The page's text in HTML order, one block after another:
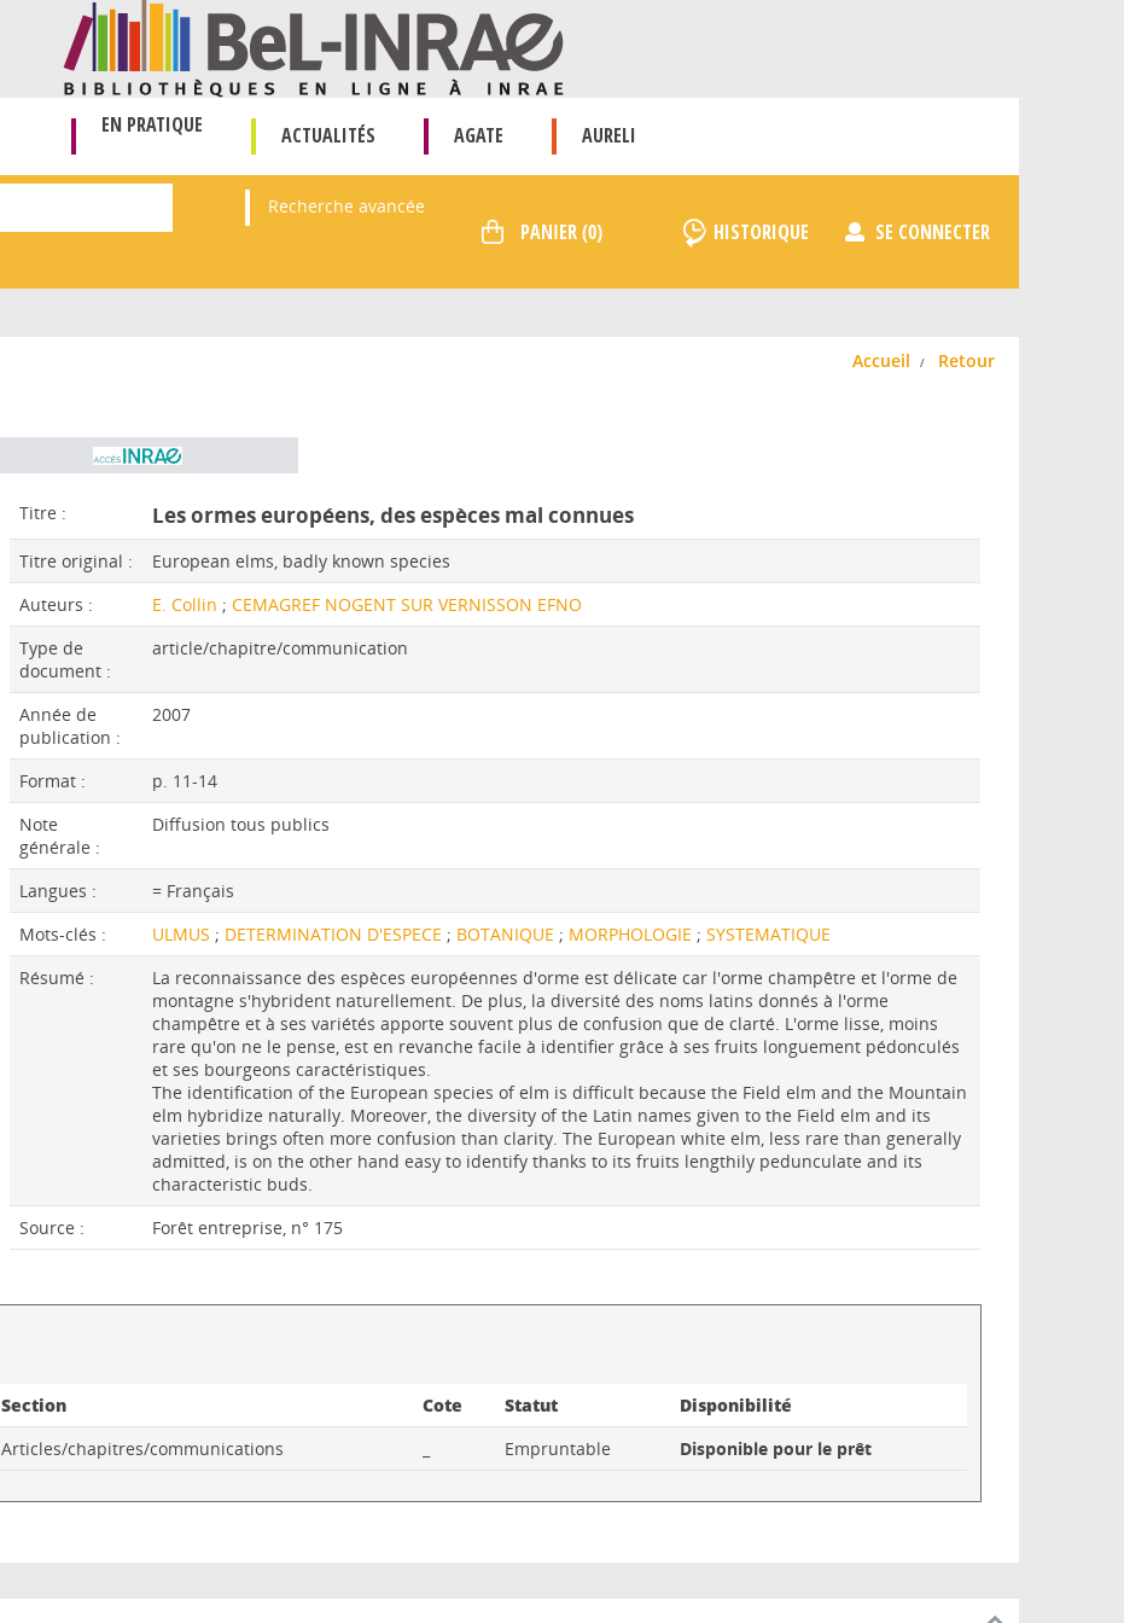
EN PRATIQUE ACTUALITÉS AGATE AURELI
Recherche avancée
HISTORIQUE SE CONNECTER
Accueil Retour
Titre : Les ormes européens, des espèces mal connues
Titre original :
European elms, badly known species
Auteurs :
E. Collin ;CEMAGREF NOGENT SUR VERNISSON EFNO
Type de
document :
article/chapitre/communication
Année de
publication :
2007
Format :
p. 11-14
Note
générale :
Diffusion tous publics
Langues :
= Français
Mots-clés :
ULMUS ; DETERMINATION D'ESPECE ; BOTANIQUE ; MORPHOLOGIE ;SYSTEMATIQUE
Résumé :
La reconnaissance des espèces européennes d'orme est délicate car l'orme champêtre et l'orme de
montagne s'hybrident naturellement. De plus, la diversité des noms latins donnés à l'orme
champêtre et à ses variétés apporte souvent plus de confusion que de clarté. L'orme lisse, moins
rare qu'on ne le pense, est en revanche facile à identifier grâce à ses fruits longuement pédonculés
et ses bourgeons caractéristiques.
The identification of the European species of elm is difficult because the Field elm and the Mountain
elm hybridize naturally. Moreover, the diversity of the Latin names given to the Field elm and its
varieties brings often more confusion than clarity. The European white elm, less rare than generally
admitted, is on the other hand easy to identify thanks to its fruits lengthily pedunculate and its
characteristic buds.
Source :
Forêt entreprise, n° 175
Section Cote Statut
Disponibilité
Articles/chapitres/communications Empruntable Disponible pour le prêt